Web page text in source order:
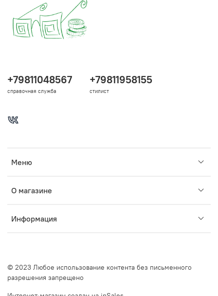
Меню
О магазине
Информация
+79811048567
справочная служба
+79811958155
стилист
© 2023 Любое использование контента без письменного
разрешения запрещено